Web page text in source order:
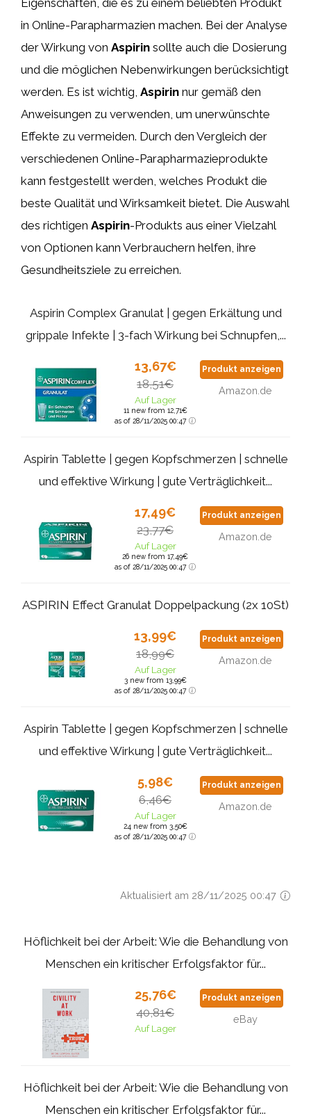
in Online-Parapharmazien machen. Bei der Analyse
der Wirkung von Aspirin sollte auch die Dosierung
und die möglichen Nebenwirkungen berücksichtigt
werden. Es ist wichtig, Aspirin nur gemäß den
Anweisungen zu verwenden, um unerwünschte
Effekte zu vermeiden. Durch den Vergleich der
verschiedenen Online-Parapharmazieprodukte
kann festgestellt werden, welches Produkt die
beste Qualität und Wirksamkeit bietet. Die Auswahl
des richtigen Aspirin-Produkts aus einer Vielzahl
von Optionen kann Verbrauchern helfen, ihre
Gesundheitsziele zu erreichen.
Aspirin Complex Granulat | gegen Erkältung und
grippale Infekte | 3-fach Wirkung bei Schnupfen,...
13,67€
18,51€
Auf Lager
11 new from 12,71€
as of 28/11/2025 00:47
Produkt anzeigen
Amazon.de
Aspirin Tablette | gegen Kopfschmerzen | schnelle
und effektive Wirkung | gute Verträglichkeit...
17,49€
23,77€
Auf Lager
26 new from 17,49€
as of 28/11/2025 00:47
Produkt anzeigen
Amazon.de
ASPIRIN Effect Granulat Doppelpackung (2x 10St)
13,99€
18,99€
Auf Lager
3 new from 13,99€
as of 28/11/2025 00:47
Produkt anzeigen
Amazon.de
Aspirin Tablette | gegen Kopfschmerzen | schnelle
und effektive Wirkung | gute Verträglichkeit...
5,98€
6,46€
Auf Lager
24 new from 3,50€
as of 28/11/2025 00:47
Produkt anzeigen
Amazon.de
Aktualisiert am 28/11/2025 00:47
Höflichkeit bei der Arbeit: Wie die Behandlung von
Menschen ein kritischer Erfolgsfaktor für...
25,76€
40,81€
Auf Lager
Produkt anzeigen
eBay
Höflichkeit bei der Arbeit: Wie die Behandlung von
Menschen ein kritischer Erfolgsfaktor für...